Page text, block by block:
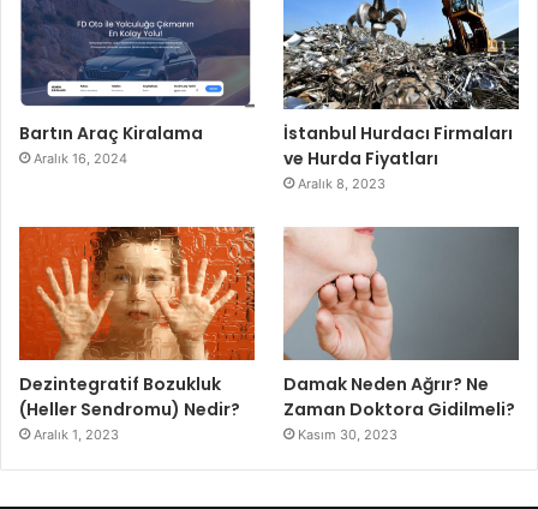
Bartın Araç Kiralama
Aralık 16, 2024
İstanbul Hurdacı Firmaları
ve Hurda Fiyatları
Aralık 8, 2023
Dezintegratif Bozukluk
(Heller Sendromu) Nedir?
Aralık 1, 2023
Damak Neden Ağrır? Ne
Zaman Doktora Gidilmeli?
Kasım 30, 2023